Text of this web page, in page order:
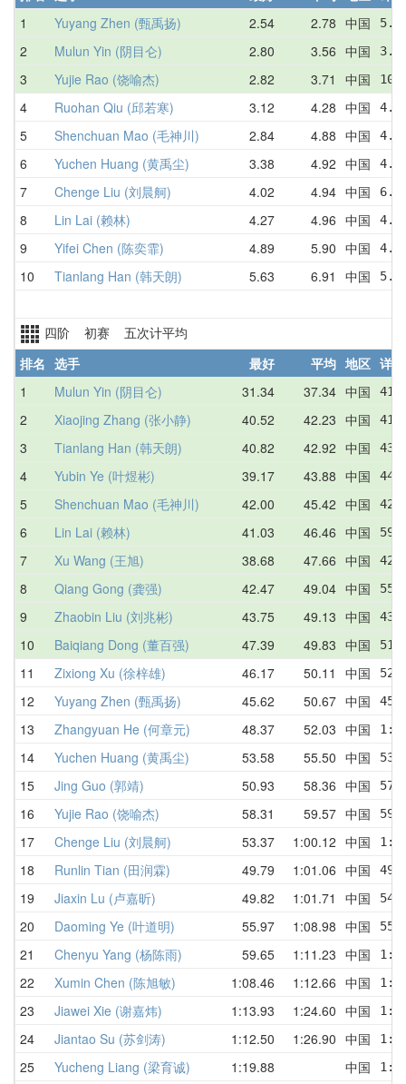
1
Yuyang Zhen (甄禹扬) 2.54 2.78 中国
2 Mulun Yin (阴目仑) 2.80 3.56 中国
3 Yujie Rao (饶喻杰) 2.82 3.71 中国
4 Ruohan Qiu (邱若寒) 3.12 4.28 中国
5 Shenchuan Mao (毛神川) 2.84 4.88 中国
6 Yuchen Huang (黄禹尘) 3.38 4.92 中国
7 Chenge Liu (刘晨舸) 4.02 4.94 中国
8 Lin Lai (赖林) 4.27 4.96 中国
9 Yifei Chen (陈奕霏) 4.89 5.90 中国
10 Tianlang Han (韩天朗) 5.63 6.91 中国
四阶 初赛 五次计平均
排名 选手 最好 平均 地区 详情
1
Mulun Yin (阴目仑) 31.34 37.34 中国
2 Xiaojing Zhang (张小静) 40.52 42.23 中国
3 Tianlang Han (韩天朗) 40.82 42.92 中国
4 Yubin Ye (叶煜彬) 39.17 43.88 中国
5 Shenchuan Mao (毛神川) 42.00 45.42 中国
6 Lin Lai (赖林) 41.03 46.46 中国
7 Xu Wang (王旭) 38.68 47.66 中国
8 Qiang Gong (龚强) 42.47 49.04 中国
9 Zhaobin Liu (刘兆彬) 43.75 49.13 中国
10 Baiqiang Dong (董百强) 47.39 49.83 中国
11 Zixiong Xu (徐梓雄) 46.17 50.11 中国
12 Yuyang Zhen (甄禹扬) 45.62 50.67 中国
13 Zhangyuan He (何章元) 48.37 52.03 中国
14 Yuchen Huang (黄禹尘) 53.58 55.50 中国
15 Jing Guo (郭靖) 50.93 58.36 中国
16 Yujie Rao (饶喻杰) 58.31 59.57 中国
17 Chenge Liu (刘晨舸) 53.37 1:00.12 中国
18 Runlin Tian (田润霖) 49.79 1:01.06 中国
19 Jiaxin Lu (卢嘉昕) 49.82 1:01.71 中国
20 Daoming Ye (叶道明) 55.97 1:08.98 中国
21 Chenyu Yang (杨陈雨) 59.65 1:11.23 中国
22 Xumin Chen (陈旭敏) 1:08.46 1:12.66 中国
23 Jiawei Xie (谢嘉炜) 1:13.93 1:24.60 中国
24 Jiantao Su (苏剑涛) 1:12.50 1:26.90 中国
25 Yucheng Liang (梁育诚) 1:19.88 中国